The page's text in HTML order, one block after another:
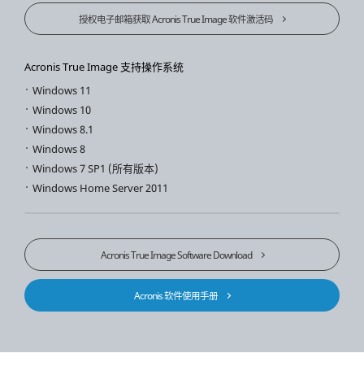
授权电子邮箱获取 Acronis True Image 软件激活码
Acronis True Image 支持操作系统
Windows 11
Windows 10
Windows 8.1
Windows 8
Windows 7 SP1 (所有版本)
Windows Home Server 2011
Acronis True Image Software Download
Acronis 软件使用手册